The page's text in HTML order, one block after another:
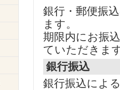
銀行・郵便振
ます。
期限内にお振
ていただきま
銀行振込
銀行振込によ